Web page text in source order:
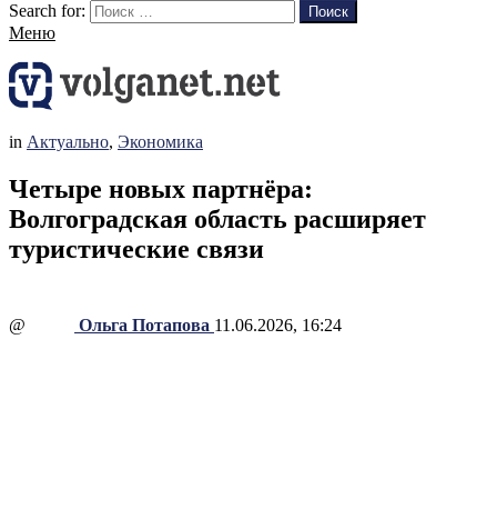
Search for:
Поиск
Меню
in Актуально, Экономика
Четыре новых партнёра:
Волгоградская область расширяет
туристические связи
@ Ольга Потапова 11.06.2026, 16:24